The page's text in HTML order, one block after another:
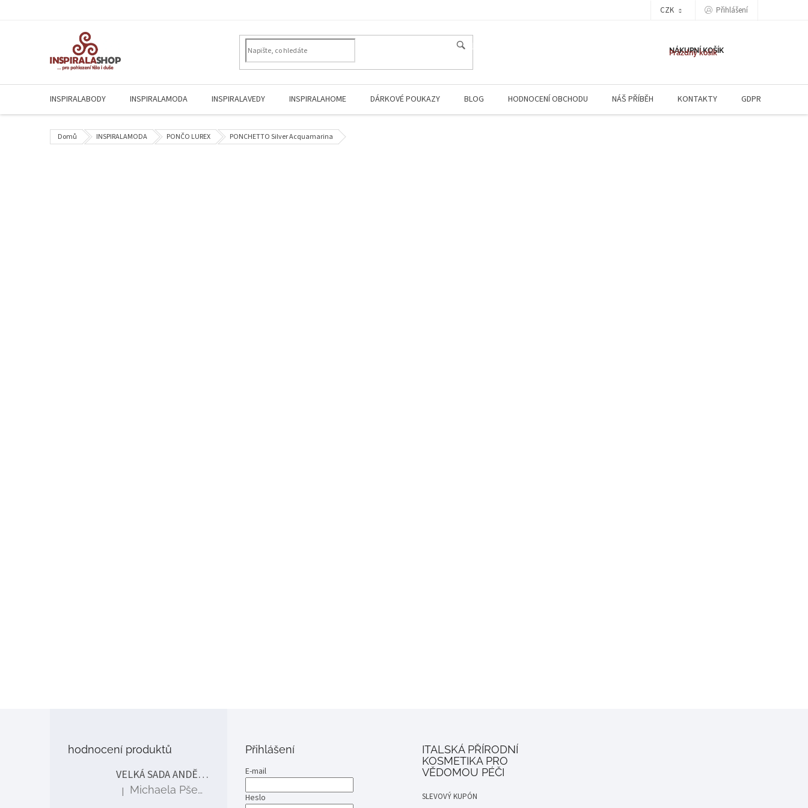
CZK Přihlášení
HLEDAT NÁKUPNÍ KOŠÍK
Prázdný košík
INSPIRALABODY INSPIRALAMODA INSPIRALAVEDY INSPIRALAHOME DÁRKOVÉ POUKAZY BLOG HODNOCENÍ OBCHODU NÁŠ PŘÍBĚH KONTAKTY GDPR
Domů INSPIRALAMODA PONČO LUREX PONCHETTO Silver Acquamarina
hodnocení produktů
VELKÁ SADA ANDĚLÉ
Hodnocení produktu je 5 z 5 hvězdiček.
| Michaela Pšenčíková
Přihlášení
E-mail
Heslo
ITALSKÁ PŘÍRODNÍ
KOSMETIKA PRO
VĚDOMOU PÉČI
SLEVOVÝ KUPÓN